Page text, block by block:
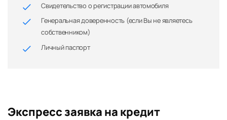
Свидетельство о регистрации автомобиля
Генеральная доверенность (если Вы не являетесь
собственником)
Личный паспорт
Экспресс заявка на кредит